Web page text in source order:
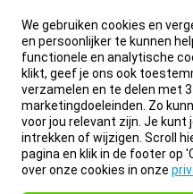
We gebruiken cookies en
en persoonlijker te kunnen
functionele en analytische
klikt, geef je ons ook
verzamelen en te delen met
marketingdoeleinden. Zo
voor jou relevant zijn. Je
intrekken of wijzigen. Scroll
pagina en klik in de footer op
over onze cookies in onze